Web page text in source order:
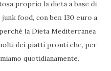
proprio la dieta a base di
food, con ben 130 euro a
la Dieta Mediterranea
dei piatti pronti che, per
quotidianamente.